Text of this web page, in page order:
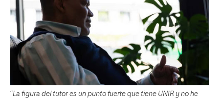
“La figura del tutor es un punto fuerte que tiene UNIR y no he